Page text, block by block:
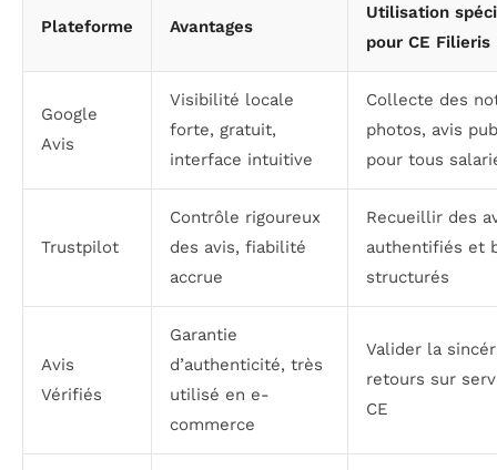
Plateforme Avantages
Utilisation
pour CE Filieris
Google
Avis
Visibilité locale
forte, gratuit,
interface intuitive
Collecte des
photos, avis
pour tous
Trustpilot
Contrôle rigoureux
des avis, fiabilité
accrue
Recueillir des
authentifiés et
structurés
Avis
Vérifiés
Garantie
d’authenticité, très
utilisé en e-
commerce
Valider la
retours sur
CE